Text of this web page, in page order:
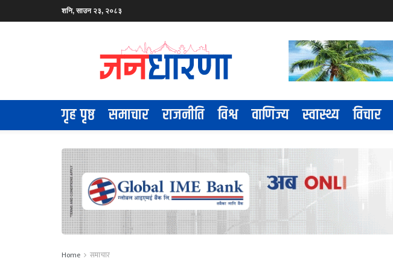
शनि, साउन २३, २०८३
गृह पृष्ठ समाचार राजनीति विश्व वाणिज्य स्वास्थ्य विचार
Home समाचार